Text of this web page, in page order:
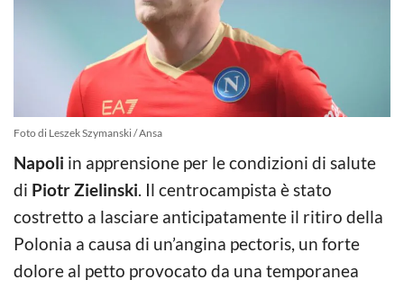
Foto di Leszek Szymanski / Ansa
Napoli in apprensione per le condizioni di salute
di Piotr Zielinski. Il centrocampista è stato
costretto a lasciare anticipatamente il ritiro della
Polonia a causa di un’angina pectoris, un forte
dolore al petto provocato da una temporanea